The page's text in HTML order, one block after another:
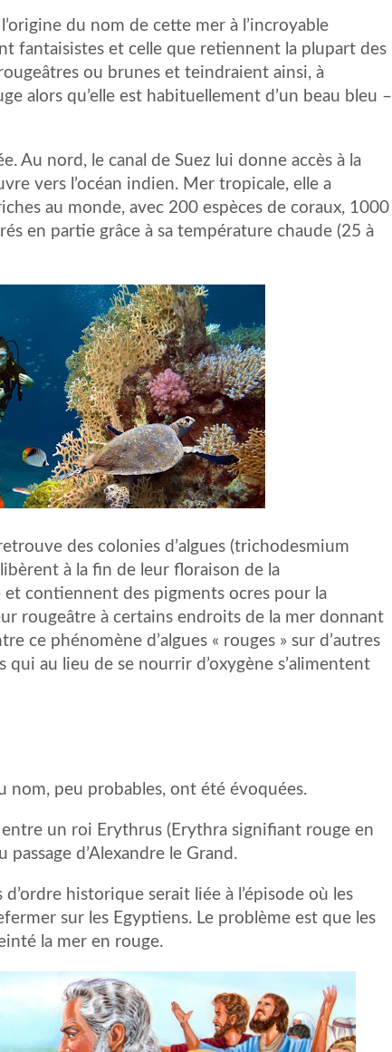
du nom de cette mer à l’incroyable
fantaisistes et celle que retiennent la plupart des
ou brunes et teindraient ainsi, à
alors qu’elle est habituellement d’un beau bleu –
Au nord, le canal de Suez lui donne accès à la
vers l’océan indien. Mer tropicale, elle a
au monde, avec 200 espèces de coraux, 1000
en partie grâce à sa température chaude (25 à
des colonies d’algues (trichodesmium
à la fin de leur floraison de la
contiennent des pigments ocres pour la
rougeâtre à certains endroits de la mer donnant
ce phénomène d’algues « rouges » sur d’autres
au lieu de se nourrir d’oxygène s’alimentent
nom, peu probables, ont été évoquées.
entre un roi Erythrus (Erythra signifiant rouge en
d’Alexandre le Grand.
historique serait liée à l’épisode où les
sur les Egyptiens. Le problème est que les
la mer en rouge.